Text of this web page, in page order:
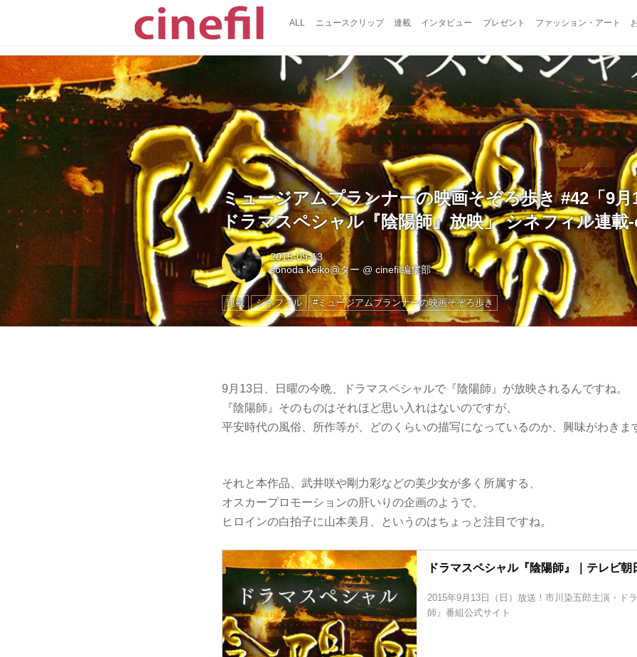
ALL ニュースクリップ 連載 インタビュー プレゼント ファッション・アート
ミュージアムプランナーの映画そぞろ歩き #42「9月
ドラマスペシャル『陰陽師』放映」 シネフィル連
2015-09-13
sonoda keiko@ター @cinefil編集部
連載 シネフィル #ミュージアムプランナーの映画そぞろ歩き
9月13日、日曜の今晩、ドラマスペシャルで『陰陽師』が放映されるんですね。
『陰陽師』そのものはそれほど思い入れはないのですが、
平安時代の風俗、所作等が、どのくらいの描写になっているのか、興味がわきま
それと本作品、武井咲や剛力彩などの美少女が多く所属する、
オスカープロモーションの肝いりの企画のようで、
ヒロインの白拍子に山本美月、というのはちょっと注目ですね。
ドラマスペシャル『陰陽師』｜テレビ朝
2015年9月13日（日）放送！市川染五郎主演・ド
師』番組公式サイト